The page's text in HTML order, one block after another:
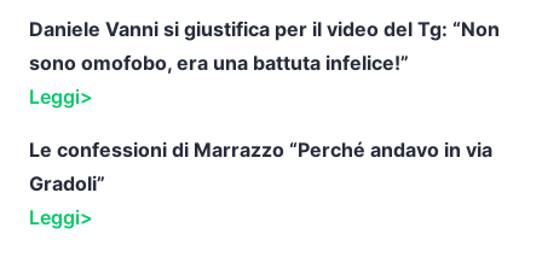
Daniele Vanni si giustifica per il video del Tg: “Non
sono omofobo, era una battuta infelice!”
Leggi>
Le confessioni di Marrazzo “Perché andavo in via
Gradoli”
Leggi>